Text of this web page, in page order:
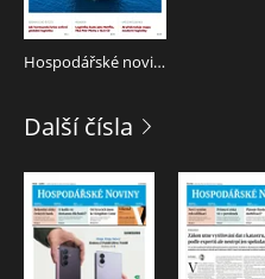
Hospodářské noviny - příloha 106 - 4.6.2026 Logistika
Další čísla